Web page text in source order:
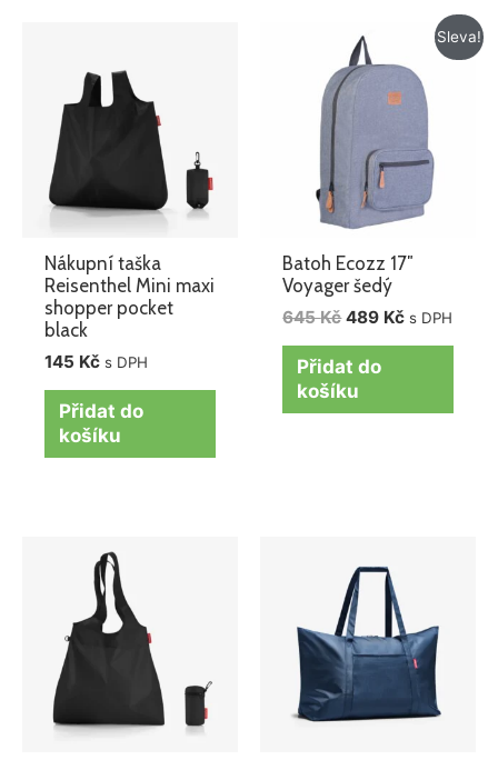
Nákupní taška
Reisenthel Mini maxi
shopper pocket
black
145 Kč s DPH
Přidat do
košíku
Sleva!
Batoh Ecozz 17″
Voyager šedý
645Kč
Původní
cena
byla:
645 Kč.
489 Kč
Aktuální
cena
je:
489 Kč.
s DPH
Přidat do
košíku